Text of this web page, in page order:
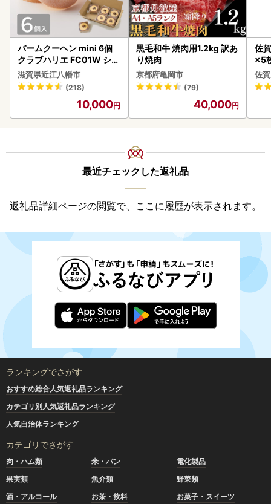
バームクーヘン mini 6個
クラブハリエ FC01W シェ
アボックス バウムクーヘ
ン
滋賀県近江八幡市
(218)
10,000
黒毛和牛 焼肉用1.2kg 訳あ
り焼肉
京都府亀岡市
(79)
40,000
佐
×5
佐
最近チェックした返礼品
返礼品詳細ページの閲覧で、ここに履歴が表示されます。
ランキングでさがす
おすすめ総合人気返礼品ランキング
カテゴリ別人気返礼品ランキング
人気自治体ランキング
カテゴリでさがす
肉・ハム類 米・パン
電化製品
果実類
魚介類
野菜類
酒・アルコール
お茶・飲料
お菓子・スイーツ